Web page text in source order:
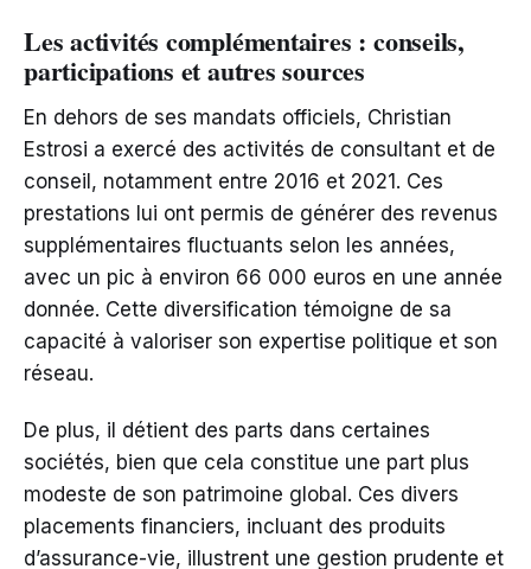
Les activités complémentaires : conseils,
participations et autres sources
En dehors de ses mandats officiels, Christian
Estrosi a exercé des activités de consultant et de
conseil, notamment entre 2016 et 2021. Ces
prestations lui ont permis de générer des revenus
supplémentaires fluctuants selon les années,
avec un pic à environ 66 000 euros en une année
donnée. Cette diversification témoigne de sa
capacité à valoriser son expertise politique et son
réseau.
De plus, il détient des parts dans certaines
sociétés, bien que cela constitue une part plus
modeste de son patrimoine global. Ces divers
placements financiers, incluant des produits
d’assurance-vie, illustrent une gestion prudente et